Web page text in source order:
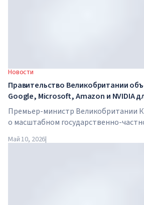
Новости
Правительство Великобритании
Google, Microsoft, Amazon и NVIDIA
навыкам миллионов работников
Премьер-министр Великобритании
о масштабном государственно-
Amazon и NVIDIA совместно с
Май 10, 2026|